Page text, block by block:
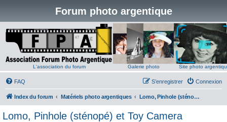
Forum photo argentique
L'association du forum Galerie photo Site photo
FAQ Connexion
S’enregistrer
Index du forum Matériels photo argentiques Lomo, Pinhole (sténopé) et Toy Camera
Lomo, Pinhole (sténopé) et Toy Camera